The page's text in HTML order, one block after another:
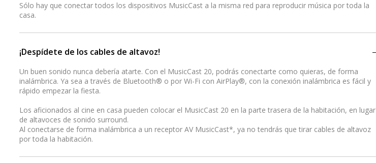
Sólo hay que conectar todos los dispositivos MusicCast a la misma red para reproducir música por toda la
casa.
¡Despídete de los cables de altavoz!
Un buen sonido nunca debería atarte. Con el MusicCast 20, podrás conectarte como quieras, de forma
inalámbrica. Ya sea a través de Bluetooth® o por Wi-Fi con AirPlay®, con la conexión inalámbrica es fácil y
rápido empezar la fiesta.
Los aficionados al cine en casa pueden colocar el MusicCast 20 en la parte trasera de la habitación, en lugar
de altavoces de sonido surround.
Al conectarse de forma inalámbrica a un receptor AV MusicCast*, ya no tendrás que tirar cables de altavoz
por toda la habitación.